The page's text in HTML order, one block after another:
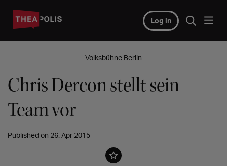
Log in
Volksbühne Berlin
Chris Dercon stellt sein
Team vor
Published on 26. Apr 2015